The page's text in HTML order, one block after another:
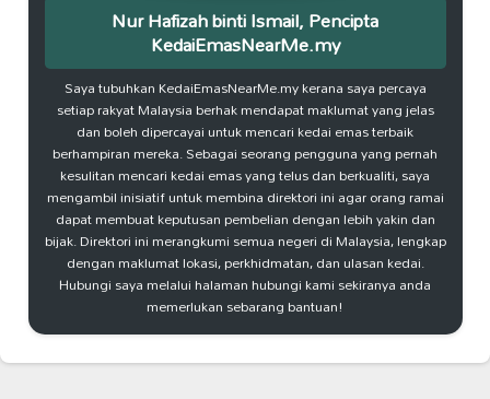
Nur Hafizah binti Ismail, Pencipta
KedaiEmasNearMe.my
Saya tubuhkan KedaiEmasNearMe.my kerana saya percaya
setiap rakyat Malaysia berhak mendapat maklumat yang jelas
dan boleh dipercayai untuk mencari kedai emas terbaik
berhampiran mereka. Sebagai seorang pengguna yang pernah
kesulitan mencari kedai emas yang telus dan berkualiti, saya
mengambil inisiatif untuk membina direktori ini agar orang ramai
dapat membuat keputusan pembelian dengan lebih yakin dan
bijak. Direktori ini merangkumi semua negeri di Malaysia, lengkap
dengan maklumat lokasi, perkhidmatan, dan ulasan kedai.
Hubungi saya melalui halaman hubungi kami sekiranya anda
memerlukan sebarang bantuan!